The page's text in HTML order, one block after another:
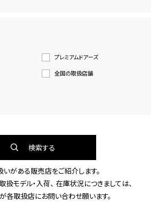
プレミアムドアーズ
全国の取扱店舗
検索する
いがある販売店をご紹介します。
扱モデル・入荷、 在庫状況につきましては、
各取扱店にお問い合わせ願います。